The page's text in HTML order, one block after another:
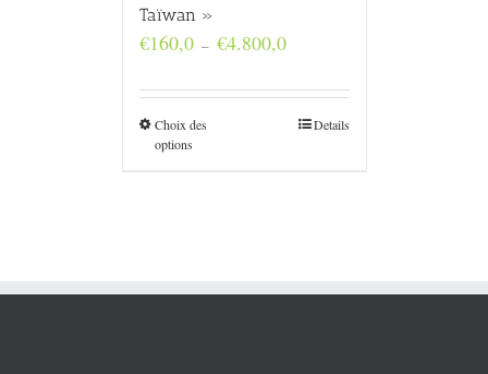
Taïwan »
€160,0 – €4.800,0Plage
€160,0
Choix des
options
Details